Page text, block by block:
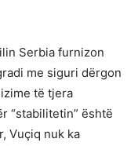
Serbia furnizon
me siguri dërgon
të tjera
“stabilitetin” është
Vuçiq nuk ka